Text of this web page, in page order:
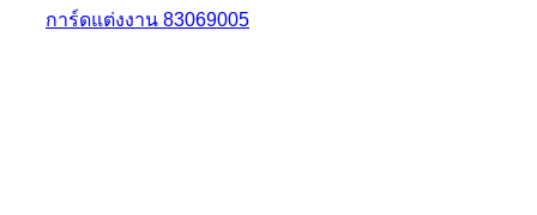
การ์ดแต่งงาน 83069005